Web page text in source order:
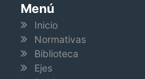
Menú
Inicio
Normativas
Biblioteca
Ejes